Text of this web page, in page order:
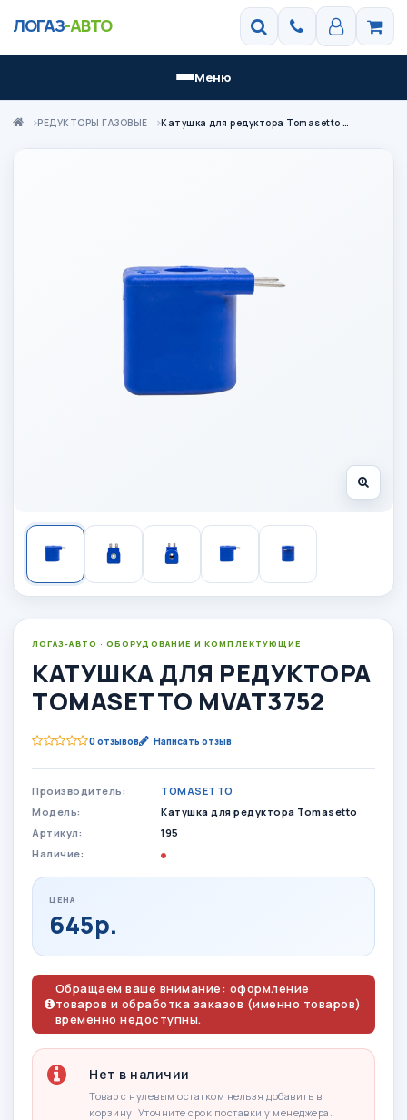
ЛОГАЗ-АВТО
Меню
РЕДУКТОРЫ ГАЗОВЫЕ Катушка для редуктора Tomasetto MVAT3752
ЛОГАЗ-АВТО · ОБОРУДОВАНИЕ И КОМПЛЕКТУЮЩИЕ
КАТУШКА ДЛЯ РЕДУКТОРА
TOMASETTO MVAT3752
0 отзывов Написать отзыв
Производитель:
TOMASETTO
Модель:
Катушка для редуктора Tomasetto
Артикул:
195
Наличие:
ЦЕНА
645р.
Обращаем ваше внимание: оформление
товаров и обработка заказов (именно товаров)
временно недоступны.
Нет в наличии
Товар с нулевым остатком нельзя добавить в
корзину. Уточните срок поставки у менеджера.